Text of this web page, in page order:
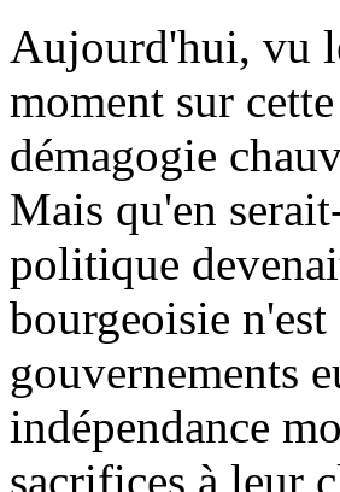
Aujourd'hui, vu
moment sur
démagogie
Mais qu'en
politique
bourgeoisie
gouvernements
indépendance
sacrifices à leur